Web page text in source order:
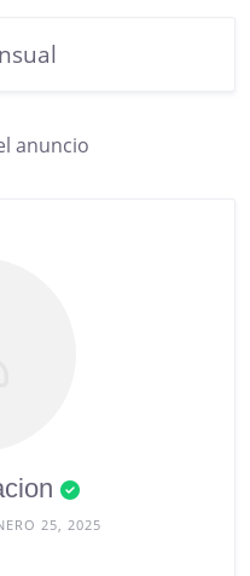
anuncio
25, 2025